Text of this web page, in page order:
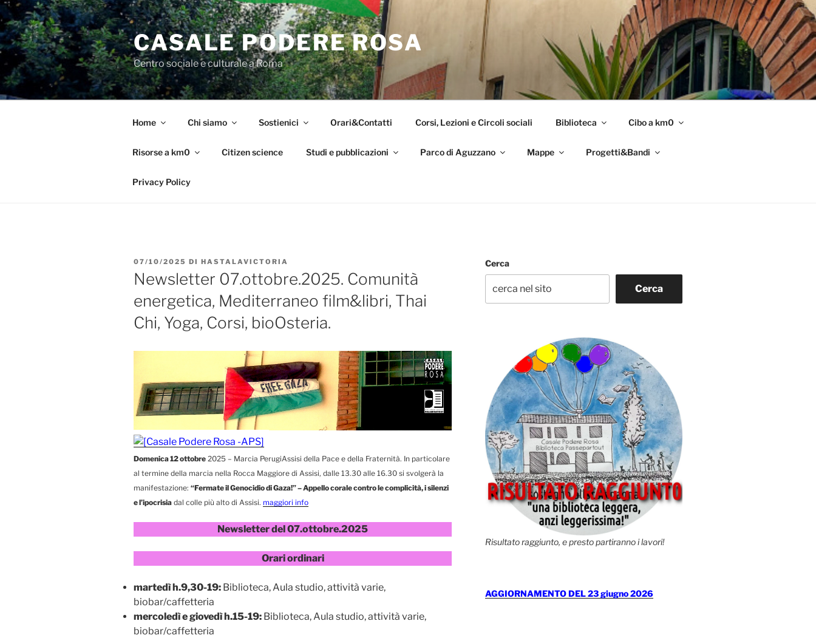
Salta
al
contenuto
CASALE PODERE ROSA
Centro sociale e culturale a Roma
Home Chi siamo Sostienici Orari&Contatti Corsi, Lezioni e Circoli sociali Biblioteca Cibo a km0
Risorse a km0 Citizen science Studi e pubblicazioni Parco di Aguzzano Mappe Progetti&Bandi
Privacy Policy
PUBBLICATO
IL
07/10/2025 DI HASTALAVICTORIA
Newsletter 07.ottobre.2025. Comunità
energetica, Mediterraneo film&libri, Thai
Chi, Yoga, Corsi, bioOsteria.
Domenica 12 ottobre 2025 – Marcia PerugiAssisi della Pace e della Fraternità. In particolare
al termine della marcia nella Rocca Maggiore di Assisi, dalle 13.30 alle 16.30 si svolgerà la
manifestazione: “Fermate il Genocidio di Gaza!” – Appello corale contro le complicità, i silenzi
e l’ipocrisia dal colle più alto di Assisi. maggiori info
Newsletter del 07.ottobre.2025
Orari ordinari
martedì h.9,30-19: Biblioteca, Aula studio, attività varie,
biobar/caffetteria
mercoledì e giovedì h.15-19: Biblioteca, Aula studio, attività varie,
biobar/caffetteria
Cerca
Cerca
Risultato raggiunto, e presto partiranno i lavori!
AGGIORNAMENTO DEL 23 giugno 2026